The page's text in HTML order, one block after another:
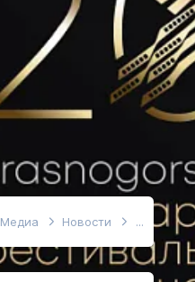
Медиа Новости